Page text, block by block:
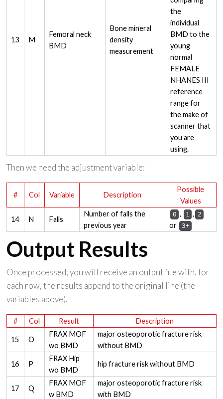
13 M
Femoral neck
BMD
Bone mineral
density
measurement
the
individual
BMD to the
young
normal
FEMALE
NHANES III
reference
range for
the make of
scanner that
you are
using.
Then we need the adjustment variable:
# Col Variable Description
Possible
Values
14 N Falls
Number of falls the
previous year
0 , 1 , 2
or 3+
Output Results
Once processed, you will receive an output file with, for
each row, the results append to the original line (the
variables above).
# Col Result Description
15 O
FRAX MOF
wo BMD
major osteoporotic fracture risk
without BMD
16 P
FRAX Hip
wo BMD
hip fracture risk without BMD
17 Q
FRAX MOF
w BMD
major osteoporotic fracture risk
with BMD